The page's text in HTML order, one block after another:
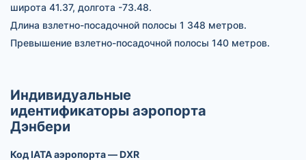
широта 41.37, долгота -73.48.
Длина взлетно-посадочной полосы 1 348 метров.
Превышение взлетно-посадочной полосы 140 метров.
Индивидуальные
идентификаторы аэропорта
Дэнбери
Код IATA аэропорта — DXR